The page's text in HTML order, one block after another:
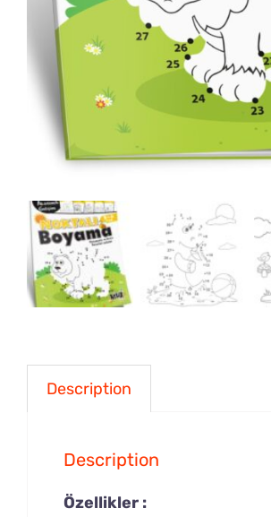
Description
Description
Özellikler :